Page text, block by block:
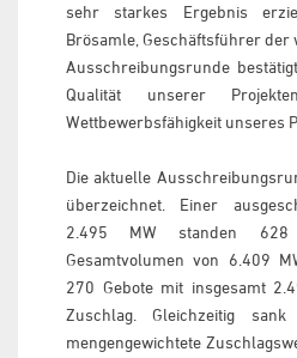
sehr starkes Ergebnis
Brösamle, Geschäftsführer der
Ausschreibungsrunde
Qualität unserer
Wettbewerbsfähigkeit unseres
Die aktuelle
überzeichnet. Einer
2.495 MW standen
Gesamtvolumen von 6.409
270 Gebote mit insgesamt
Zuschlag. Gleichzeitig
mengengewichtete